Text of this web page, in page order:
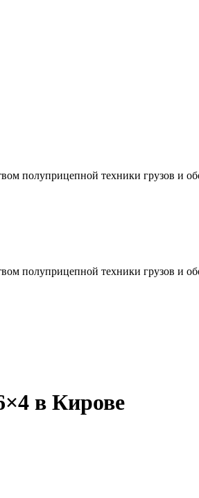
полуприцепной техники грузов и
полуприцепной техники грузов и
в Кирове